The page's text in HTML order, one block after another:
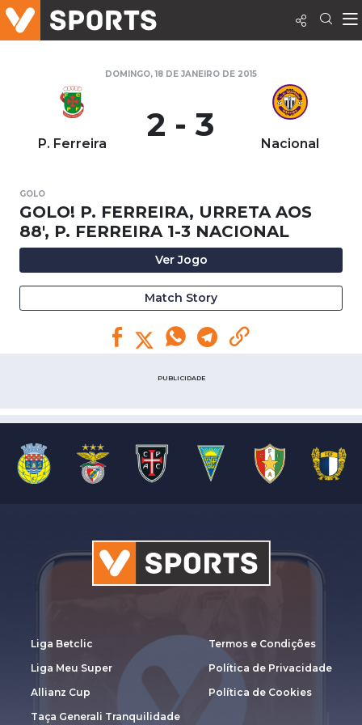
DOMINGO, 18 DE JANEIRO DE 2015
P. Ferreira 2 - 3 Nacional
GOLO
GOLO! P. FERREIRA, URRETA AOS
88', P. FERREIRA 1-3 NACIONAL
Ver Jogo
Match Story
PUBLICIDADE
Liga Betclic
Liga Meu Super
Allianz Cup
Taça Generali Tranquilidade
Termos e Condições
Política de Privacidade
Política de Cookies